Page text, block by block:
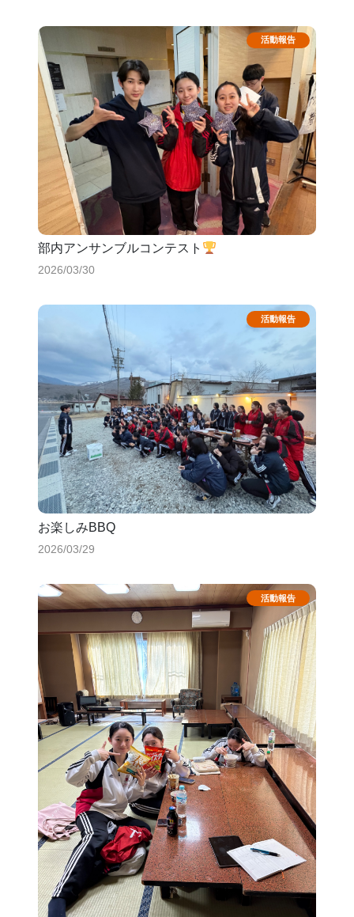
部内アンサンブルコンテスト
2026/03/30
お楽しみBBQ
2026/03/29